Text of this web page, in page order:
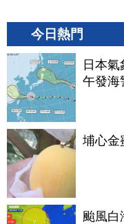
今日熱門
日本
午發海
埔心金
颱風白